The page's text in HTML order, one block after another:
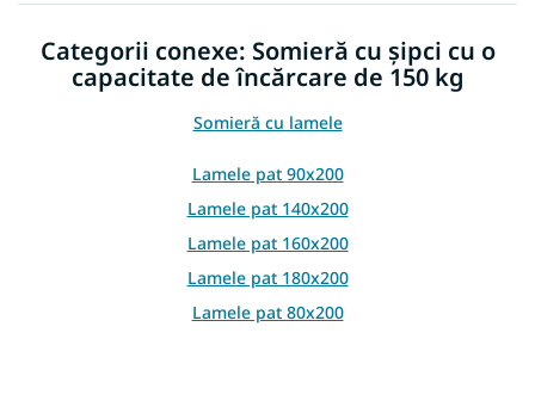
Categorii conexe: Somieră cu șipci cu o
capacitate de încărcare de 150 kg
Somieră cu lamele
Lamele pat 90x200
Lamele pat 140x200
Lamele pat 160x200
Lamele pat 180x200
Lamele pat 80x200